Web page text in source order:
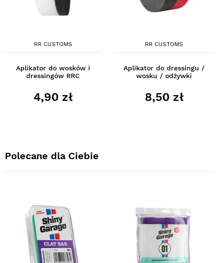
RR CUSTOMS
Aplikator do wosków i
dressingów RRC
4,90 zł
RR CUSTOMS
Aplikator do dressingu /
wosku / odżywki
8,50 zł
Polecane dla Ciebie